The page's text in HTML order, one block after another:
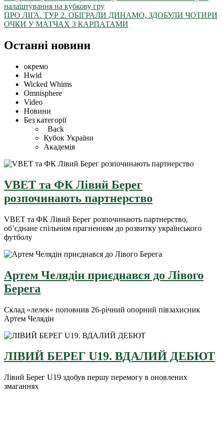
налаштування на кубкову гру
ПРО ЛІГА. ТУР 2. ОБІГРАЛИ ДИНАМО, ЗДОБУЛИ ЧОТИРИ
ОЧКИ У МАТЧАХ З КАРПАТАМИ
Останні новини
окремо
Hwid
Wicked Whims
Omnisphere
Video
Новини
Без категорії
Back
Кубок України
Академія
VBET та ФК Лівий Берег
розпочинають партнерство
VBET та ФК Лівий Берег розпочинають партнерство,
об’єднане спільним прагненням до розвитку українського
футболу
Артем Челядін приєднався до Лівого
Берега
Склад «лелек» поповнив 26-річний опорний півзахисник
Артем Челядін
ЛІВИЙ БЕРЕГ U19. ВДАЛИЙ ДЕБЮТ
Лівий Берег U19 здобув першу перемогу в оновлених
змаганнях